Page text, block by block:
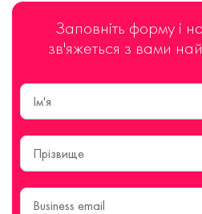
Заповніть форму і
зв'яжеться з вами